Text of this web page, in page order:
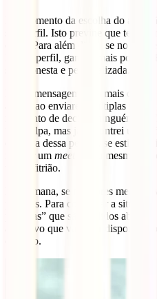
No momento da escolha do
seu perfil. Isto previne que te
onda. Para além disso, se no teu
leste o perfil, ganhas mais pontos.
seja honesta e personalizada.
Envia mensagem para mais do
assim: ao enviares múltiplas
momento de decidir, ninguém vai
“desculpa, mas já encontrei um
em casa dessa pessoa, se
marcar um meet up
ou mesmo
um anfitrião.
Por semana, se não fores
pedidos. Para contornar a
públicas” que são pedidos
apelativo que vai estar disponível
questão.